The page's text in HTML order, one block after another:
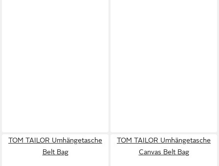
TOM TAILOR Umhängetasche
Belt Bag
TOM TAILOR Umhängetasche
Canvas Belt Bag